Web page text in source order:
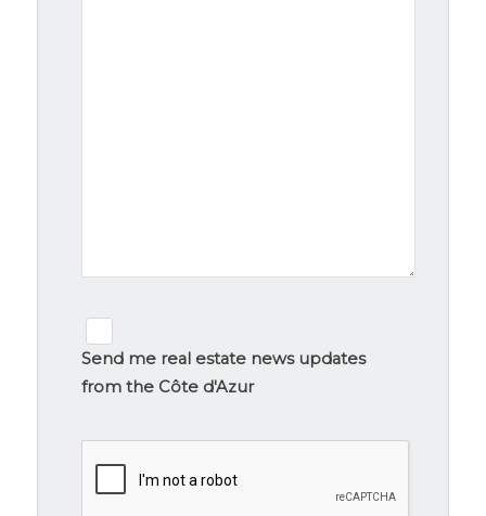
signup
Send me real estate news updates
from the Côte d'Azur